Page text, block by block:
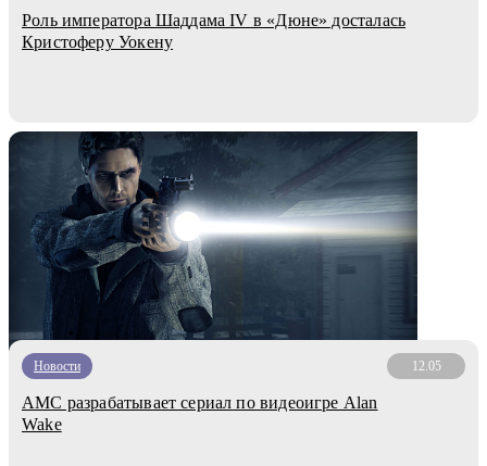
Роль императора Шаддама IV в «Дюне» досталась
Кристоферу Уокену
Новости 12.05
AMC разрабатывает сериал по видеоигре Alan
Wake